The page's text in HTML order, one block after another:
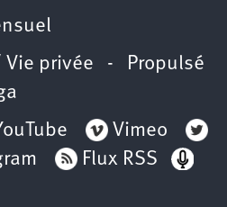
privée - Propulsé
Vimeo
Flux RSS